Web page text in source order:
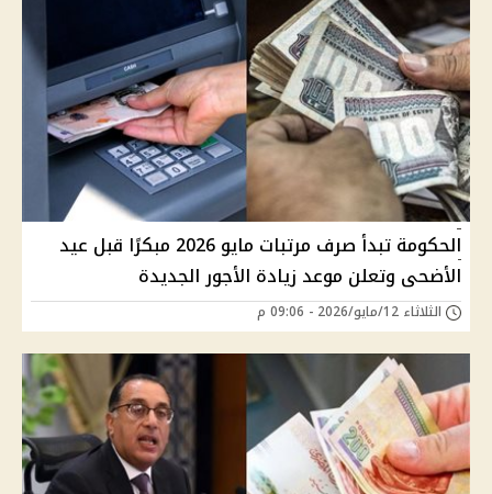
الحكومة تبدأ صرف مرتبات مايو 2026 مبكرًا قبل عيد
الأضحى وتعلن موعد زيادة الأجور الجديدة
الثلاثاء 12/مايو/2026 - 09:06 م